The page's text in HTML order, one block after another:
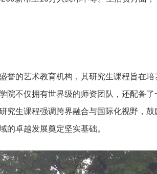
誉的艺术教育机构，其研究生课程旨在
院不仅拥有世界级的师资团队，还配备
究生课程强调跨界融合与国际化视野，
的卓越发展奠定坚实基础。